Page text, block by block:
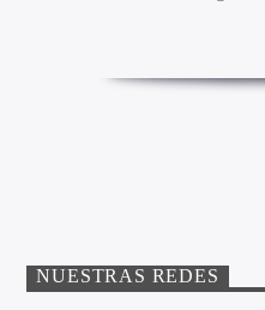
NUESTRAS REDES